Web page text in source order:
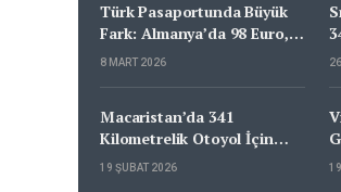
Türk Pasaportunda Büyük
Fark: Almanya’da 98 Euro,
Türkiye’de 287 Euro
8 MART 2026
Macaristan’da 341
Kilometrelik Otoyol İçin
14,50 Euro: 2026 Sıla
19 ŞUBAT 2026